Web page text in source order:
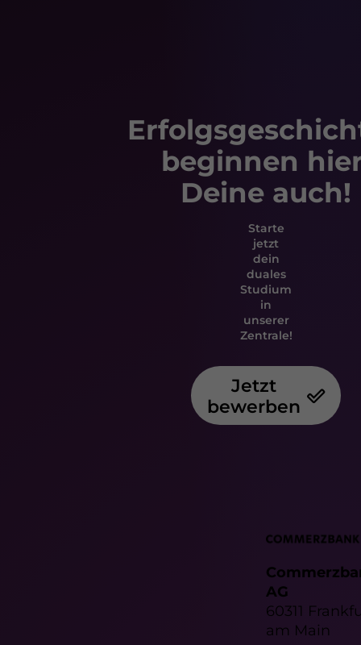
beginnen
Deine auch!
Starte
jetzt
dein
duales
Studium
in
unserer
Zentrale!
Jetzt
bewerben
AG
60311
am Main